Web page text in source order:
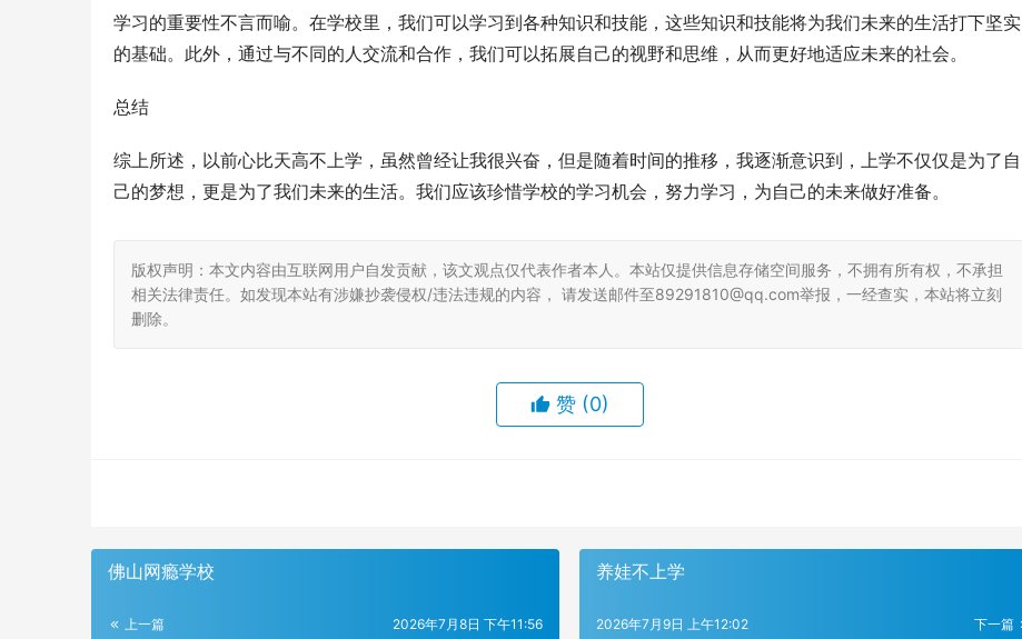
学习的重要性不言而喻。在学校里，我们可以学习到各种知识和技能，这些知识和技能将为我们未来的生活打下坚实
的基础。此外，通过与不同的人交流和合作，我们可以拓展自己的视野和思维，从而更好地适应未来的社会。
总结
综上所述，以前心比天高不上学，虽然曾经让我很兴奋，但是随着时间的推移，我逐渐意识到，上学不仅仅是为了自
己的梦想，更是为了我们未来的生活。我们应该珍惜学校的学习机会，努力学习，为自己的未来做好准备。
版权声明：本文内容由互联网用户自发贡献，该文观点仅代表作者本人。本站仅提供信息存储空间服务，不拥有所有权，不承担
相关法律责任。如发现本站有涉嫌抄袭侵权/违法违规的内容， 请发送邮件至89291810@qq.com举报，一经查实，本站将立刻
删除。
赞 (0)
佛山网瘾学校
上一篇 2026年7月8日 下午11:56
养娃不上学
下一篇
2026年7月9日 上午12:02